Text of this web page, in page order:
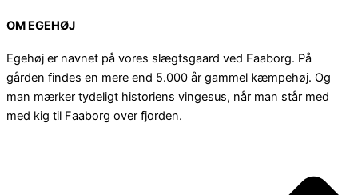
OM EGEHØJ
Egehøj er navnet på vores slægtsgaard ved Faaborg. På
gården findes en mere end 5.000 år gammel kæmpehøj. Og
man mærker tydeligt historiens vingesus, når man står med
med kig til Faaborg over fjorden.